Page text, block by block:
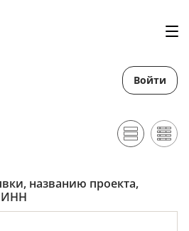
Войти
названию проекта,
ИНН